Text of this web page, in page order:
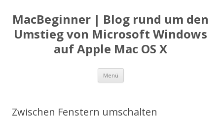
MacBeginner | Blog rund um den
Umstieg von Microsoft Windows
auf Apple Mac OS X
Menü Zum
springen
Zwischen Fenstern umschalten